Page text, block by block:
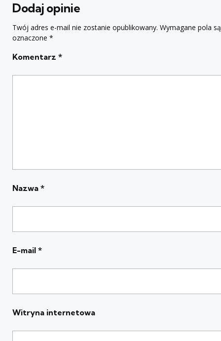
Dodaj opinie
Twój adres e-mail nie zostanie opublikowany. Wymagane pola są
oznaczone *
Komentarz *
Nazwa *
E-mail *
Witryna internetowa